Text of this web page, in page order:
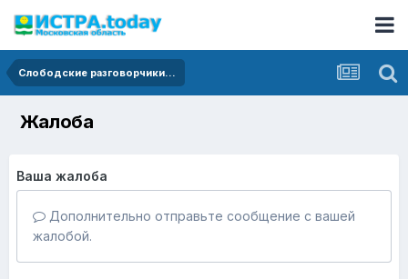
Слободские разговорчики...
Жалоба
Ваша жалоба
Дополнительно отправьте сообщение с вашей
жалобой.